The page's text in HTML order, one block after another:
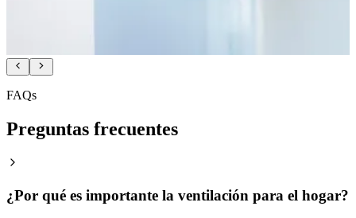
FAQs
Preguntas frecuentes
¿Por qué es importante la ventilación para el hogar?